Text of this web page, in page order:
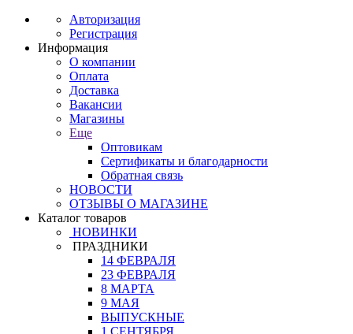
Авторизация
Регистрация
Информация
О компании
Оплата
Доставка
Вакансии
Магазины
Еще
Оптовикам
Сертификаты и благодарности
Обратная связь
НОВОСТИ
ОТЗЫВЫ О МАГАЗИНЕ
Каталог товаров
НОВИНКИ
ПРАЗДНИКИ
14 ФЕВРАЛЯ
23 ФЕВРАЛЯ
8 МАРТА
9 МАЯ
ВЫПУСКНЫЕ
1 СЕНТЯБРЯ